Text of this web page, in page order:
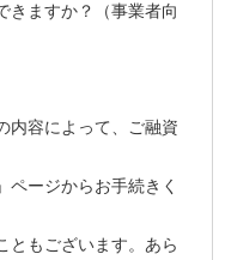
きますか？（事業者向
内容によって、ご融資
ページからお手続きく
ともございます。あら